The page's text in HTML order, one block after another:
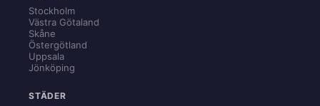
Stockholm
Västra Götaland
Skåne
Östergötland
Uppsala
Jönköping
STÄDER